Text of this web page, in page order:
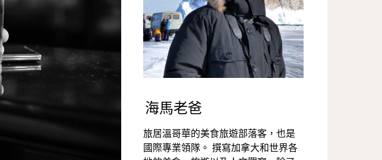
海馬老爸
旅居溫哥華的美食旅遊部落客，也是
國際專業領隊。 撰寫加拿大和世界各